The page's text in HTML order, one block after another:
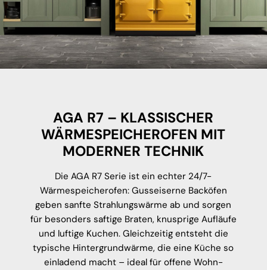
AGA R7 – KLASSISCHER
WÄRMESPEICHEROFEN MIT
MODERNER TECHNIK
Die AGA R7 Serie ist ein echter 24/7-
Wärmespeicherofen: Gusseiserne Backöfen
geben sanfte Strahlungswärme ab und sorgen
für besonders saftige Braten, knusprige Aufläufe
und luftige Kuchen. Gleichzeitig entsteht die
typische Hintergrundwärme, die eine Küche so
einladend macht – ideal für offene Wohn-